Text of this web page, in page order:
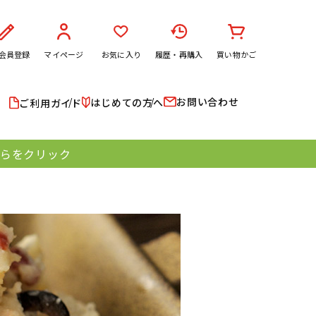
員登録 マイページ お気に入り 履歴・再購入 買い物かご
ご利用ガイド はじめての方へ お問い合わせ
をクリック